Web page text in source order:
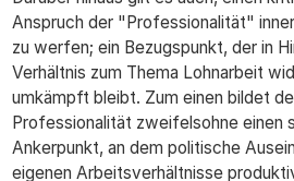
Anspruch der "Professionalität"
zu werfen; ein Bezugspunkt, der in
Verhältnis zum Thema Lohnarbeit
umkämpft bleibt. Zum einen bildet
Professionalität zweifelsohne einen
Ankerpunkt, an dem politische
eigenen Arbeitsverhältnisse